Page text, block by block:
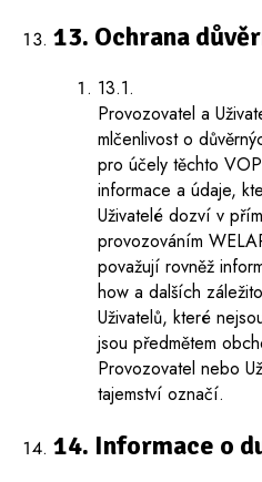
13. Ochrana
13.1.
Provozovatel a
mlčenlivost o
pro účely těchto
informace a údaje,
Uživatelé dozví v
provozováním
považují rovněž
how a dalších
Uživatelů, které
jsou předmětem
Provozovatel nebo
tajemství označí.
14. Informace o